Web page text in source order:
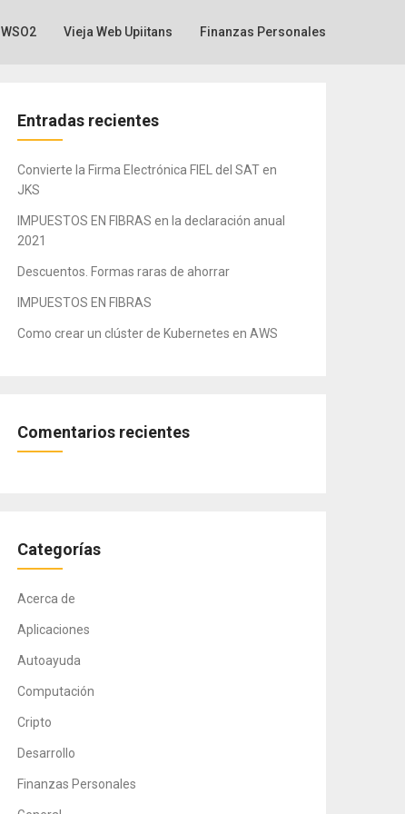
WSO2 Vieja Web Upiitans Finanzas Personales
Entradas recientes
Convierte la Firma Electrónica FIEL del SAT en
JKS
IMPUESTOS EN FIBRAS en la declaración anual
2021
Descuentos. Formas raras de ahorrar
IMPUESTOS EN FIBRAS
Como crear un clúster de Kubernetes en AWS
Comentarios recientes
Categorías
Acerca de
Aplicaciones
Autoayuda
Computación
Cripto
Desarrollo
Finanzas Personales